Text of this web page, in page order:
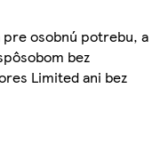
osobnú potrebu, a
bez
Limited ani bez